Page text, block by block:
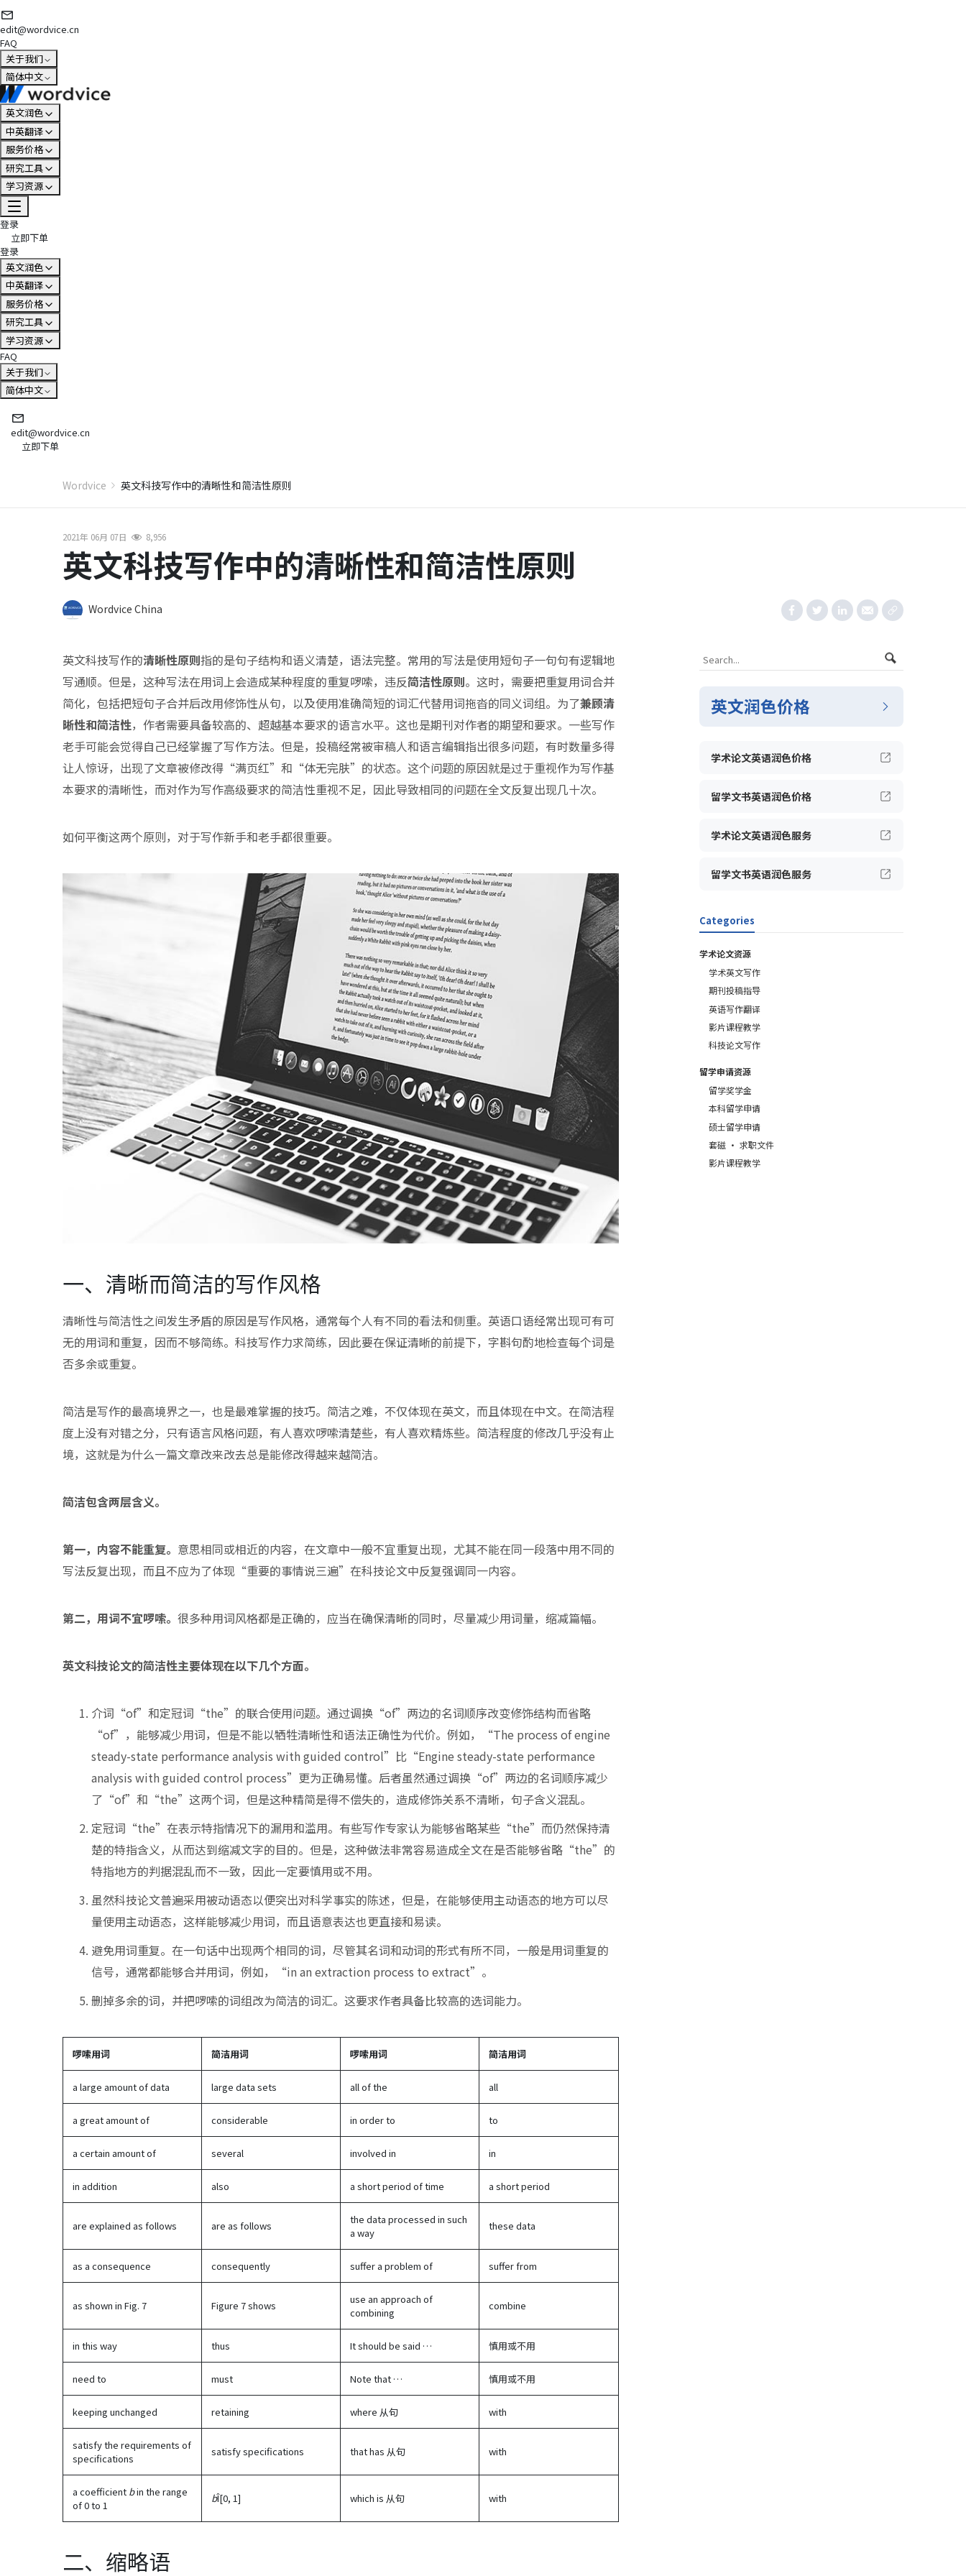
edit@wordvice.cn
FAQ
关于我们
简体中文
英文润色
中英翻译
服务价格
研究工具
学习资源
登录
立即下单
登录
英文润色
中英翻译
服务价格
研究工具
学习资源
FAQ
关于我们
简体中文
edit@wordvice.cn
立即下单
Wordvice 英文科技写作中的清晰性和简洁性原则
2021年 06月 07日 8,956
英文科技写作中的清晰性和简洁性原则
Wordvice China
英文科技写作的清晰性原则指的是句子结构和语义清楚，语法完整。常用的写法是使用短句子一句句有逻辑地
写通顺。但是，这种写法在用词上会造成某种程度的重复啰嗦，违反简洁性原则。这时，需要把重复用词合并
简化，包括把短句子合并后改用修饰性从句，以及使用准确简短的词汇代替用词拖沓的同义词组。为了兼顾清
晰性和简洁性，作者需要具备较高的、超越基本要求的语言水平。这也是期刊对作者的期望和要求。一些写作
老手可能会觉得自己已经掌握了写作方法。但是，投稿经常被审稿人和语言编辑指出很多问题，有时数量多得
让人惊讶，出现了文章被修改得“满页红”和“体无完肤”的状态。这个问题的原因就是过于重视作为写作基
本要求的清晰性，而对作为写作高级要求的简洁性重视不足，因此导致相同的问题在全文反复出现几十次。
如何平衡这两个原则，对于写作新手和老手都很重要。
一、清晰而简洁的写作风格
清晰性与简洁性之间发生矛盾的原因是写作风格，通常每个人有不同的看法和侧重。英语口语经常出现可有可
无的用词和重复，因而不够简练。科技写作力求简练，因此要在保证清晰的前提下，字斟句酌地检查每个词是
否多余或重复。
简洁是写作的最高境界之一，也是最难掌握的技巧。简洁之难，不仅体现在英文，而且体现在中文。在简洁程
度上没有对错之分，只有语言风格问题，有人喜欢啰嗦清楚些，有人喜欢精炼些。简洁程度的修改几乎没有止
境，这就是为什么一篇文章改来改去总是能修改得越来越简洁。
简洁包含两层含义。
第一，内容不能重复。 意思相同或相近的内容，在文章中一般不宜重复出现，尤其不能在同一段落中用不同的
写法反复出现，而且不应为了体现“重要的事情说三遍”在科技论文中反复强调同一内容。
第二，用词不宜啰嗦。 很多种用词风格都是正确的，应当在确保清晰的同时，尽量减少用词量，缩减篇幅。
英文科技论文的简洁性主要体现在以下几个方面。
介词“of”和定冠词“the”的联合使用问题。通过调换“of”两边的名词顺序改变修饰结构而省略
“of”，能够减少用词，但是不能以牺牲清晰性和语法正确性为代价。例如，“The process of engine
steady-state performance analysis with guided control”比“Engine steady-state performance
analysis with guided control process”更为正确易懂。后者虽然通过调换“of”两边的名词顺序减少
了“of”和“the”这两个词，但是这种精简是得不偿失的，造成修饰关系不清晰，句子含义混乱。
定冠词“the”在表示特指情况下的漏用和滥用。有些写作专家认为能够省略某些“the”而仍然保持清
楚的特指含义，从而达到缩减文字的目的。但是，这种做法非常容易造成全文在是否能够省略“the”的
特指地方的判据混乱而不一致，因此一定要慎用或不用。
虽然科技论文普遍采用被动语态以便突出对科学事实的陈述，但是，在能够使用主动语态的地方可以尽
量使用主动语态，这样能够减少用词，而且语意表达也更直接和易读。
避免用词重复。在一句话中出现两个相同的词，尽管其名词和动词的形式有所不同，一般是用词重复的
信号，通常都能够合并用词，例如，“in an extraction process to extract”。
删掉多余的词，并把啰嗦的词组改为简洁的词汇。这要求作者具备比较高的选词能力。
啰嗦用词 简洁用词 啰嗦用词 简洁用词
a large amount of data large data sets all of the all
a great amount of considerable in order to to
a certain amount of several involved in in
in addition also a short period of time a short period
are explained as follows are as follows
the data processed in such
a way
these data
as a consequence consequently suffer a problem of suffer from
as shown in Fig. 7 Figure 7 shows
use an approach of
combining
combine
in this way thus It should be said … 慎用或不用
need to must Note that … 慎用或不用
keeping unchanged retaining where 从句 with
satisfy the requirements of
specifications
satisfy specifications that has 从句 with
a coefficient bin the range
of 0 to 1
bÎ[0, 1] which is 从句 with
二、缩略语
英文润色价格
学术论文英语润色价格
留学文书英语润色价格
学术论文英语润色服务
留学文书英语润色服务
Categories
学术论文资源
学术英文写作
期刊投稿指导
英语写作翻译
影片课程教学
科技论文写作
留学申请资源
留学奖学金
本科留学申请
硕士留学申请
套磁 · 求职文件
影片课程教学